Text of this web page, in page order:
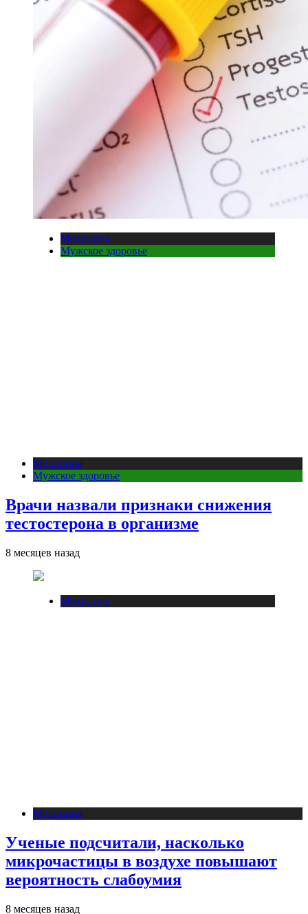
Медицина
Мужское здоровье
Медицина
Мужское здоровье
Врачи назвали признаки снижения
тестостерона в организме
8 месяцев назад
Медицина
Медицина
Ученые подсчитали, насколько
микрочастицы в воздухе повышают
вероятность слабоумия
8 месяцев назад